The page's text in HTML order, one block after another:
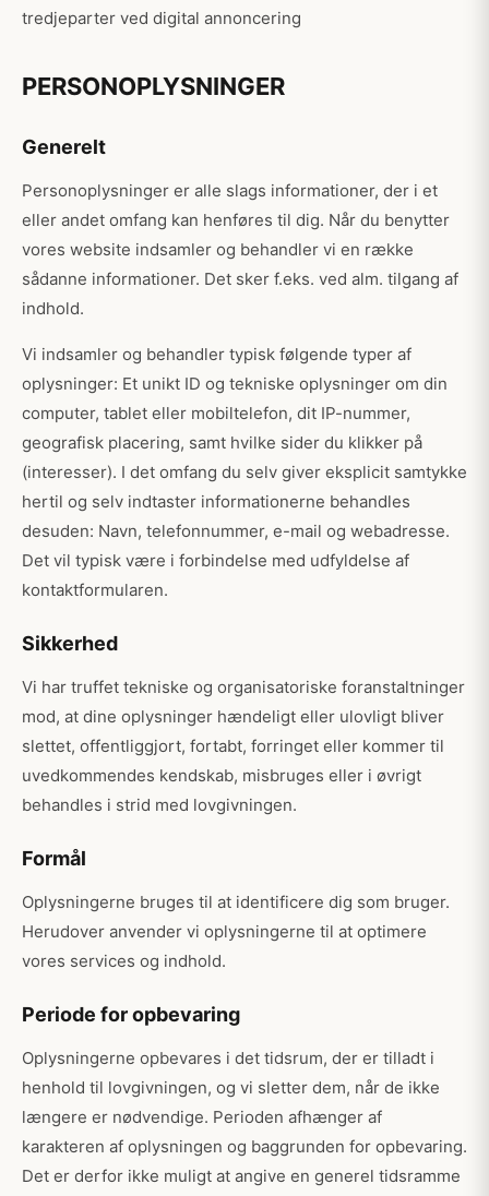
tredjeparter ved digital annoncering
PERSONOPLYSNINGER
Generelt
Personoplysninger er alle slags informationer, der i et
eller andet omfang kan henføres til dig. Når du benytter
vores website indsamler og behandler vi en række
sådanne informationer. Det sker f.eks. ved alm. tilgang af
indhold.
Vi indsamler og behandler typisk følgende typer af
oplysninger: Et unikt ID og tekniske oplysninger om din
computer, tablet eller mobiltelefon, dit IP-nummer,
geografisk placering, samt hvilke sider du klikker på
(interesser). I det omfang du selv giver eksplicit samtykke
hertil og selv indtaster informationerne behandles
desuden: Navn, telefonnummer, e-mail og webadresse.
Det vil typisk være i forbindelse med udfyldelse af
kontaktformularen.
Sikkerhed
Vi har truffet tekniske og organisatoriske foranstaltninger
mod, at dine oplysninger hændeligt eller ulovligt bliver
slettet, offentliggjort, fortabt, forringet eller kommer til
uvedkommendes kendskab, misbruges eller i øvrigt
behandles i strid med lovgivningen.
Formål
Oplysningerne bruges til at identificere dig som bruger.
Herudover anvender vi oplysningerne til at optimere
vores services og indhold.
Periode for opbevaring
Oplysningerne opbevares i det tidsrum, der er tilladt i
henhold til lovgivningen, og vi sletter dem, når de ikke
længere er nødvendige. Perioden afhænger af
karakteren af oplysningen og baggrunden for opbevaring.
Det er derfor ikke muligt at angive en generel tidsramme